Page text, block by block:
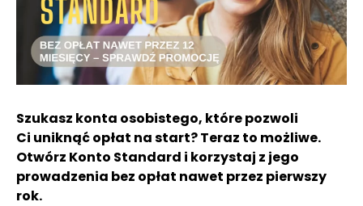
Szukasz konta osobistego, które pozwoli
Ci uniknąć opłat na start? Teraz to możliwe.
Otwórz Konto Standard i korzystaj z jego
prowadzenia bez opłat nawet przez pierwszy
rok.